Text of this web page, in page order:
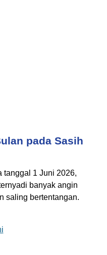
pada Sasih
tanggal 1 Juni 2026,
banyak angin
saling bertentangan.